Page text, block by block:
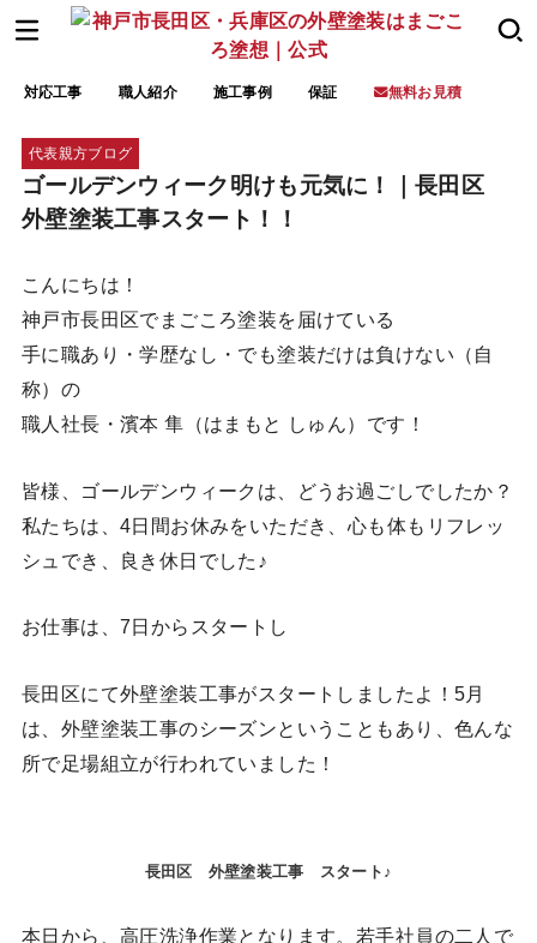
対応工事 職人紹介 施工事例 保証 無料お見積
代表親方ブログ
ゴールデンウィーク明けも元気に！｜長田区
外壁塗装工事スタート！！
こんにちは！
神戸市長田区でまごころ塗装を届けている
手に職あり・学歴なし・でも塗装だけは負けない（自
称）の
職人社長・濱本 隼（はまもと しゅん）です！
皆様、ゴールデンウィークは、どうお過ごしでしたか？
私たちは、4日間お休みをいただき、心も体もリフレッ
シュでき、良き休日でした♪
お仕事は、7日からスタートし
長田区にて外壁塗装工事がスタートしましたよ！5月
は、外壁塗装工事のシーズンということもあり、色んな
所で足場組立が行われていました！
長田区 外壁塗装工事 スタート♪
本日から、高圧洗浄作業となります。若手社員の二人で